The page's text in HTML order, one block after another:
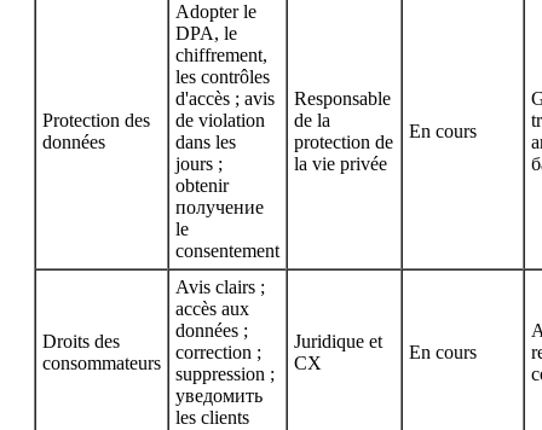
Protection des
données
Adopter le
DPA, le
chiffrement,
les contrôles
d'accès ; avis
de violation
dans les
jours ;
obtenir
получение
le
consentement
Responsable
de la
protection de
la vie privée
En cours
Droits des
consommateurs
Avis clairs ;
accès aux
données ;
correction ;
suppression ;
уведомить
les clients
Juridique et
CX
En cours